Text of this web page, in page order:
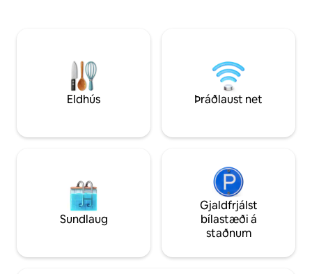
mínútna göngufjarlægð frá næstu
matvöruverslun.
og Karlskoga í
með handklæði
getur útvegað
Eldhús Þráðlaust net
Sundlaug
Gjaldfrjálst
bílastæði á
staðnum